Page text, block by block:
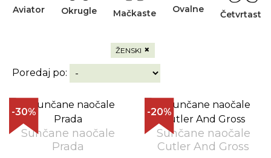
Aviator Okrugle Mačkaste Ovalne Četvrtaste
ŽENSKI ×
Poredaj po:
-30%
Sunčane naočale
Prada
-20%
Sunčane naočale
Cutler And Gross